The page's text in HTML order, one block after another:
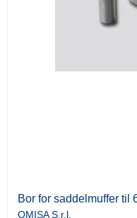
Bor for saddelmuffer til
OMISA S.r.l.